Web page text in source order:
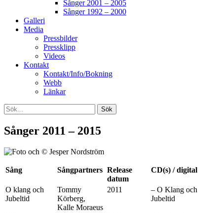
Sånger 2001 – 2005
Sånger 1992 – 2000
Galleri
Media
Pressbilder
Pressklipp
Videos
Kontakt
Kontakt/Info/Bokning
Webb
Länkar
Search
Sök
efter:
[label]
Sånger 2011 – 2015
Sång Sångpartners Release
datum
CD(s) / digital
O klang och
Jubeltid
Tommy
Körberg,
Kalle Moraeus
2011
– O Klang och
Jubeltid